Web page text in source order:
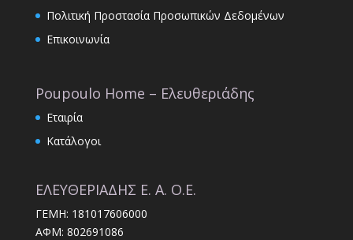
Πολιτική Προστασία Προσωπικών Δεδομένων
Επικοινωνία
Poupoulo Home – Ελευθεριάδης
Εταιρία
Κατάλογοι
ΕΛΕΥΘΕΡΙΑΔΗΣ Ε. Α. Ο.Ε.
ΓΕΜΗ: 181017606000
ΑΦΜ: 802691086